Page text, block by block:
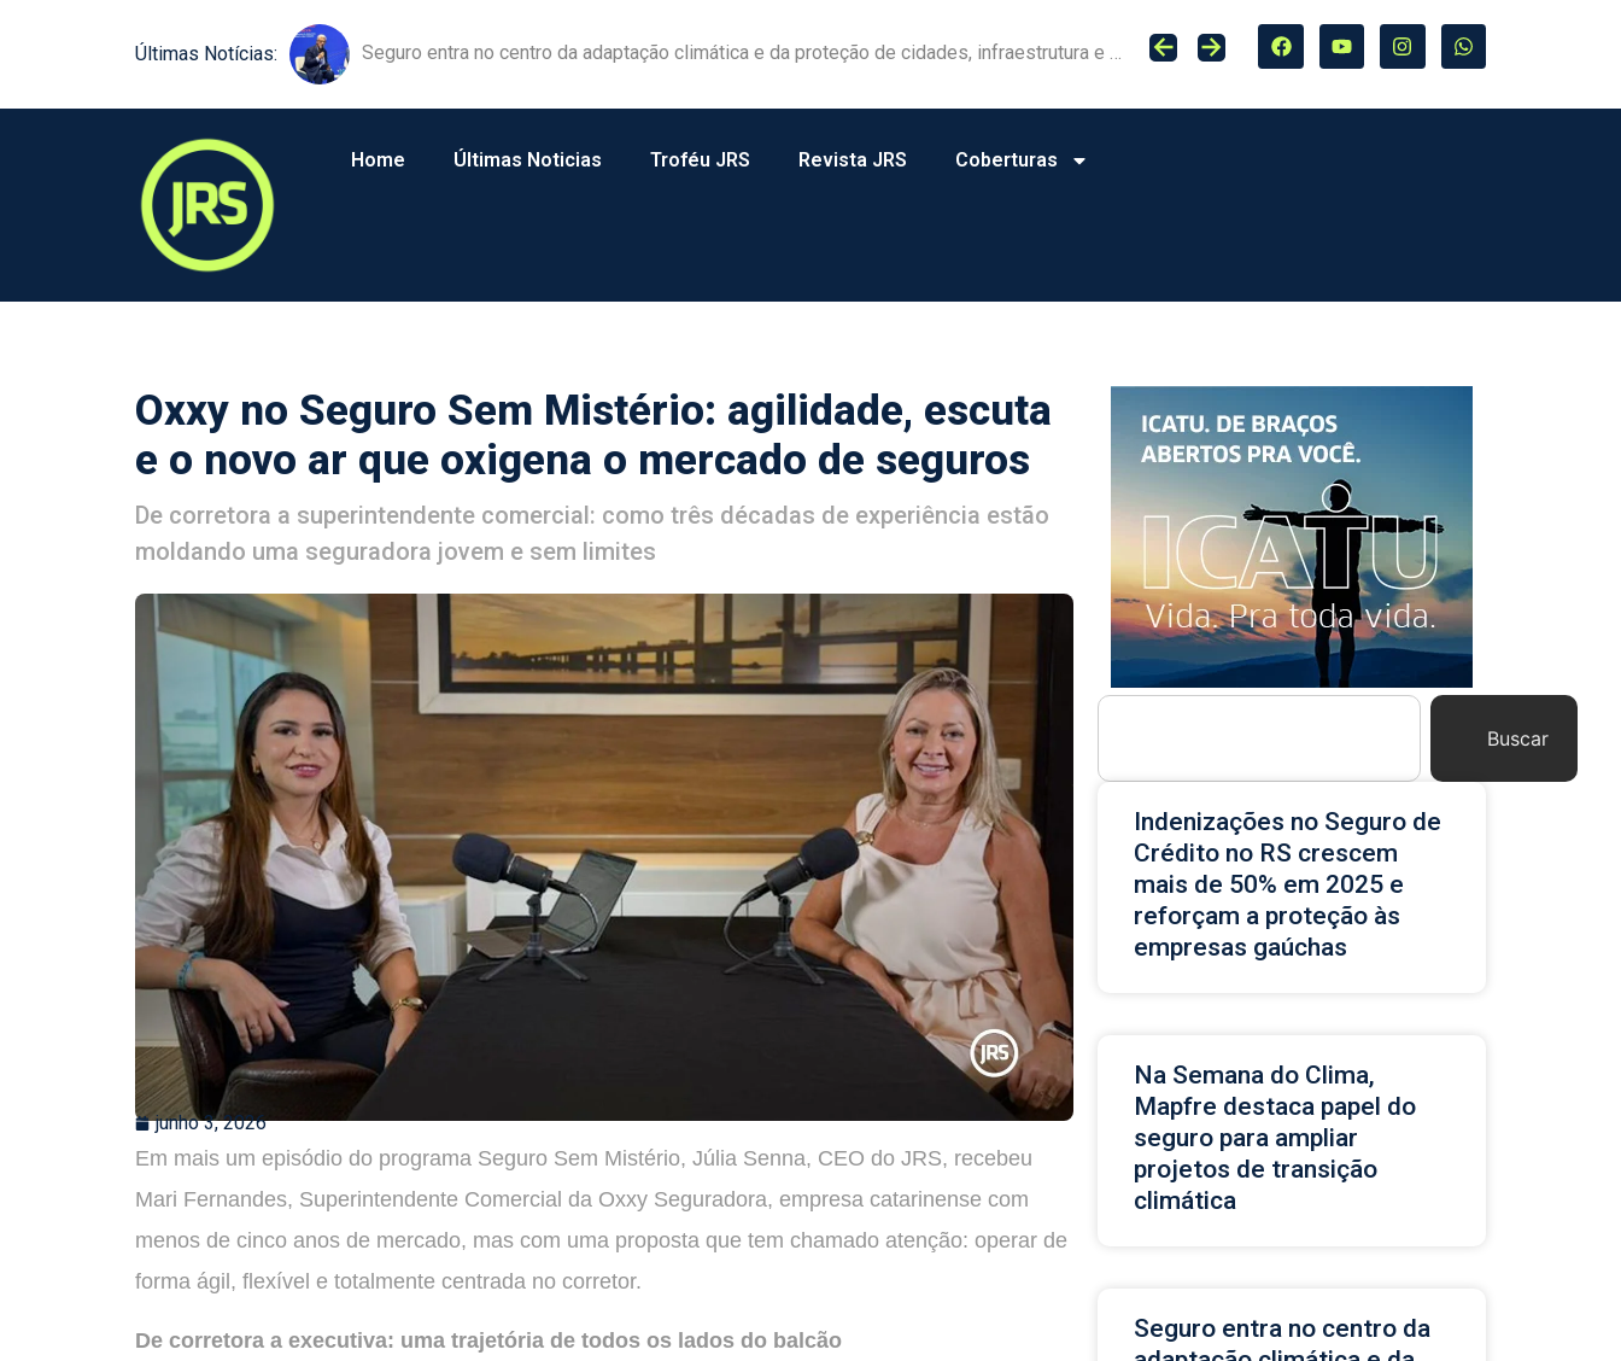
Últimas Notícias: Seguro entra no centro da adaptação climática e da proteção de cidades, infraestrutura e agro
Equipamentos agrícolas ganham protagonismo na gestão de riscos no campo
Home Últimas Noticias Troféu JRS Revista JRS Coberturas
Oxxy no Seguro Sem Mistério: agilidade, escuta
e o novo ar que oxigena o mercado de seguros
De corretora a superintendente comercial: como três décadas de experiência estão
moldando uma seguradora jovem e sem limites
junho 3, 2026
Em mais um episódio do programa Seguro Sem Mistério, Júlia Senna, CEO do JRS, recebeu
Mari Fernandes, Superintendente Comercial da Oxxy Seguradora, empresa catarinense com
menos de cinco anos de mercado, mas com uma proposta que tem chamado atenção: operar de
forma ágil, flexível e totalmente centrada no corretor.
De corretora a executiva: uma trajetória de todos os lados do balcão
Buscar
Indenizações no Seguro de
Crédito no RS crescem
mais de 50% em 2025 e
reforçam a proteção às
empresas gaúchas
Na Semana do Clima,
Mapfre destaca papel do
seguro para ampliar
projetos de transição
climática
Seguro entra no centro da